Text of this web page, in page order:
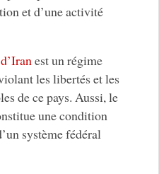
et d’une activité
est un régime
les libertés et les
de ce pays. Aussi, le
une condition
système fédéral